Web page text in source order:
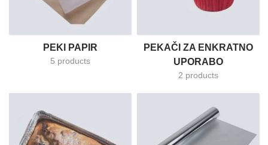
PEKI PAPIR
5 products
PEKAČI ZA ENKRATNO
UPORABO
2 products